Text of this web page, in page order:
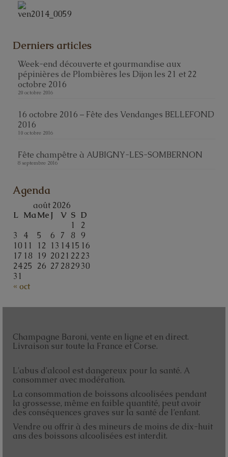
Derniers articles
Week-end découverte et gourmandise aux
pépinières de Plombières les Dijon les 21 et 22
octobre 2016
20 octobre 2016
16 octobre 2016 – Fête des Vendanges BELLEFOND
2016
10 octobre 2016
Fête champêtre à AUBIGNY-LES-SOMBERNON
8 septembre 2016
Agenda
août 2026
L MaMeJ V S D
« oct
1
2
3
4 5 6 7 8 9
10 11 12 13 1415 16
17 18 19 2021 22 23
2425 26 27 282930
31
Champagne Baroni, vente en ligne et en direct.
Livraison sur toute la France et Corse.
L'abus d'alcool est dangereux pour la santé. A
consommer avec modération.
La consommation de boissons alcoolisées pendant
la grossesse, même en faible quantité, peut avoir
des conséquences graves sur la santé de l’enfant.
Vendre ou offrir à des mineurs de moins de dix-huit
ans des boissons alcoolisées est interdit.